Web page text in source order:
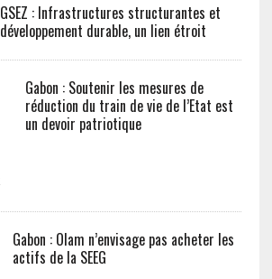
GSEZ : Infrastructures structurantes et
développement durable, un lien étroit
Gabon : Soutenir les mesures de
réduction du train de vie de l’Etat est
un devoir patriotique
Gabon : Olam n’envisage pas acheter les
actifs de la SEEG